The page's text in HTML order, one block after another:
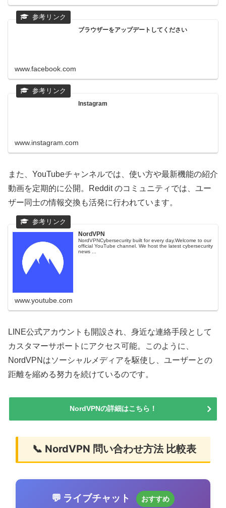
ブラウザーをアップデートしてください
www.facebook.com
Instagram
www.instagram.com
また、YouTubeチャンネルでは、使い方や最新機能の紹介
動画を定期的に公開。Reddit のコミュニティでは、ユー
ザー同士の情報交換も活発に行われています。
NordVPN
NordVPNCybersecurity built for every day.Welcome to our
official YouTube channel. We host the latest cybersecurity
news ...
www.youtube.com
LINE公式アカウントも開設され、身近な連絡手段として
カスタマーサポートにアクセス可能。このように、
NordVPNはソーシャルメディアを駆使し、ユーザーとの
距離を縮める努力を続けているのです。
NordVPNの詳細はこちら！
📞 NordVPN 問い合わせ方法 比較表
💬 ライブチャット おすすめ